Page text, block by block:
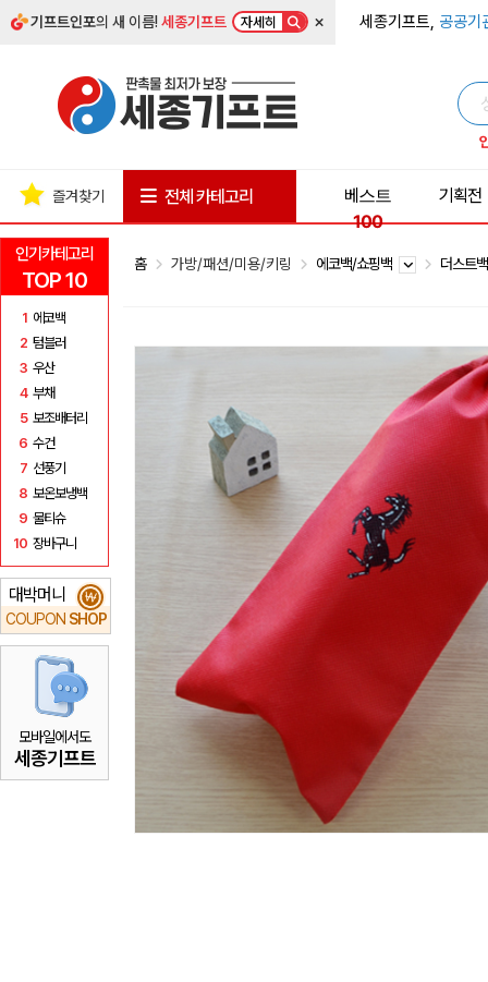
기프트인포의 새 이름!세종기프트 자세히 × 세종기프트, 공공기
인기카테고리
TOP 10
1 에코백
2 텀블러
3 우산
4 부채
5 보조배터리
6 수건
7 선풍기
8 보온보냉백
9 물티슈
10 장바구니
대박머니
COUPON SHOP
₩
모바일에서도
세종기프트
즐겨찾기 전체 카테고리
베스트
100
기획전
홈 가방/패션/미용/키링 에코백/쇼핑백 더스트